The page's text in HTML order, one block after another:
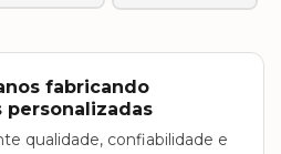
fabricando
personalizadas
qualidade, confiabilidade e